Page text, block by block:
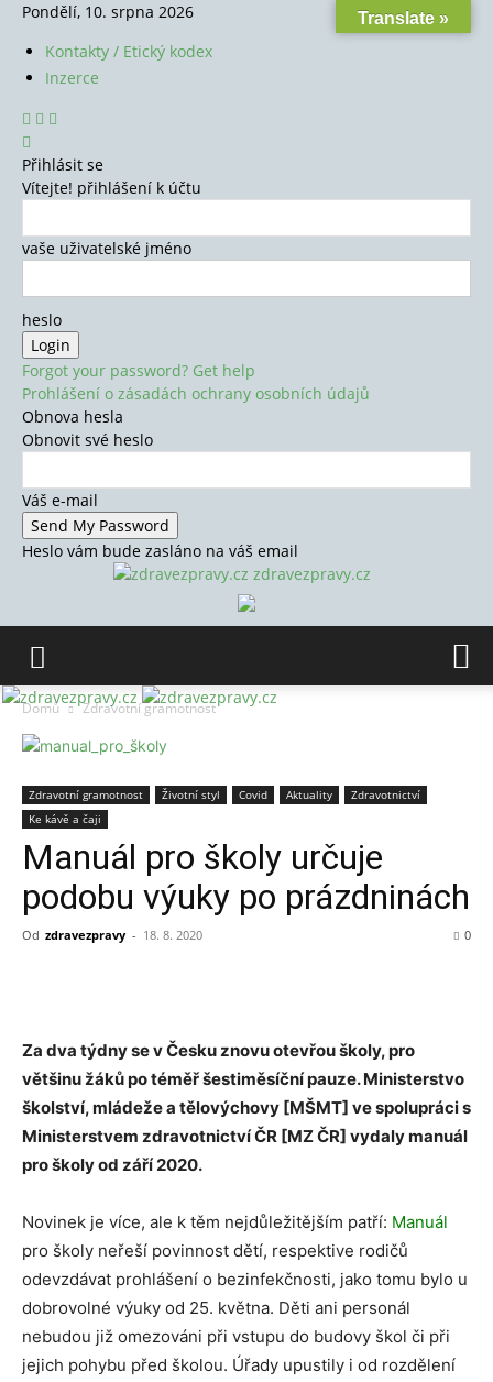
Pondělí, 10. srpna 2026
Kontakty / Etický kodex
Inzerce
Přihlásit se
Vítejte! přihlášení k účtu
vaše uživatelské jméno
heslo
Forgot your password? Get help
Prohlášení o zásadách ochrany osobních údajů
Obnova hesla
Obnovit své heslo
Váš e-mail
Heslo vám bude zasláno na váš email
zdravezpravy.cz
Domů Zdravotní gramotnost
Zdravotní gramotnost Životní styl Covid Aktuality
Zdravotnictví
Ke kávě a čaji
Manuál pro školy určuje
podobu výuky po prázdninách
Od zdravezpravy - 18. 8. 2020 0
Za dva týdny se v Česku znovu otevřou školy, pro
většinu žáků po téměř šestiměsíční pauze. Ministerstvo
školství, mládeže a tělovýchovy [MŠMT] ve spolupráci s
Ministerstvem zdravotnictví ČR [MZ ČR] vydaly manuál
pro školy od září 2020.
Novinek je více, ale k těm nejdůležitějším patří: Manuál
pro školy neřeší povinnost dětí, respektive rodičů
odevzdávat prohlášení o bezinfekčnosti, jako tomu bylo u
dobrovolné výuky od 25. května. Děti ani personál
nebudou již omezováni při vstupu do budovy škol či při
jejich pohybu před školou. Úřady upustily i od rozdělení
Translate »